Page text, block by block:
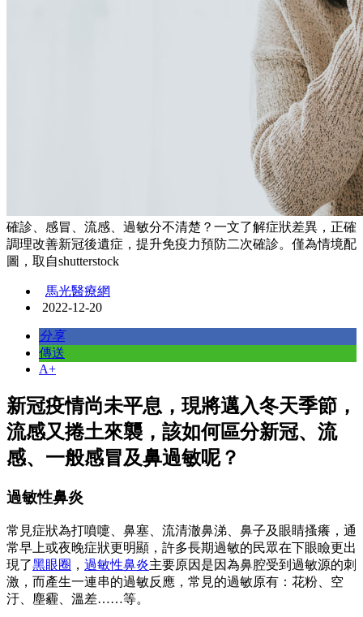
確診、感冒、流感、過敏分不清楚？一文了解症狀差異，正確
調理改善新冠後遺症，提升免疫力預防二次確診。僅為情境配
圖，取自shutterstock
馬光醫療網
2022-12-20
分享
傳送
A+
新冠疫情尚未平息，現將邁入冬天季節，
流感又捲土來襲，該如何區分新冠、流
感、一般感冒及鼻過敏呢？
過敏性鼻炎
常見症狀為打噴嚏、鼻塞、流清澈鼻涕、鼻子及眼睛搔癢，通
常早上或夜晚症狀更明顯，許多長期過敏的民眾在下眼瞼更出
現了黑眼圈 ， 過敏性鼻炎主要原因是因為鼻腔受到過敏源的刺
激，而產生一連串的過敏反應，常見的過敏原有：花粉、空
汙、塵霾、溫差……等。